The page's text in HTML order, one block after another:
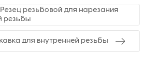
Резец резьбовой для нарезания
резьбы
для внутренней резьбы